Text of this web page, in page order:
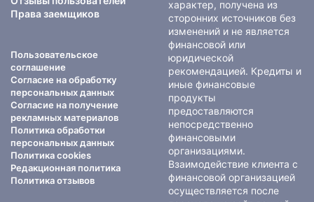
Права заемщиков
Пользовательское
соглашение
Согласие на обработку
персональных данных
Согласие на получение
рекламных материалов
Политика обработки
персональных данных
Политика cookies
Редакционная политика
Политика отзывов
характер, получена из
сторонних источников без
изменений и не является
финансовой или
юридической
рекомендацией. Кредиты и
иные финансовые
продукты
предоставляются
непосредственно
финансовыми
организациями.
Взаимодействие клиента с
финансовой организацией
осуществляется после